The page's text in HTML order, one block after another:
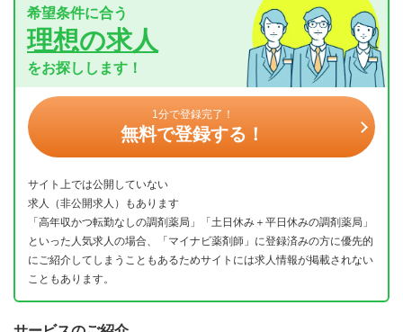
希望条件に合う
理想の求人
をお探しします！
1分で登録完了！
無料で登録する！
サイト上では公開していない
求人（非公開求人）もあります
「高年収かつ転勤なしの調剤薬局」「土日休み＋平日休みの調剤薬局」
といった人気求人の場合、「マイナビ薬剤師」に登録済みの方に優先的
にご紹介してしまうこともあるためサイトには求人情報が掲載されない
こともあります。